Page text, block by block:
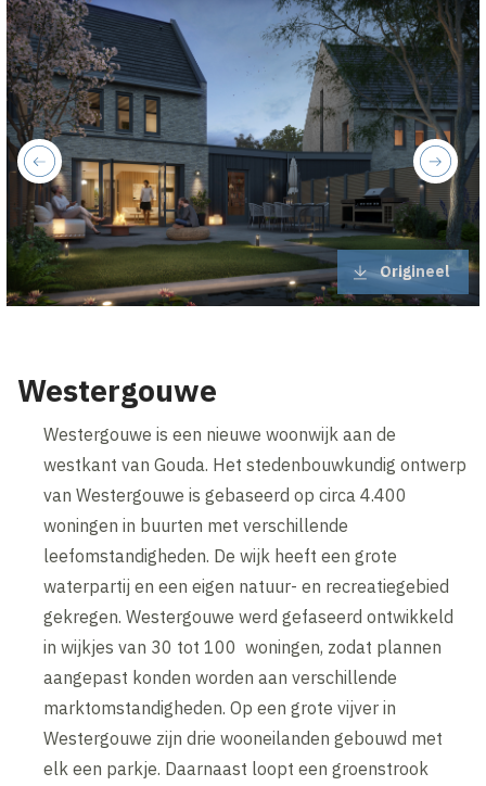
Origineel
next
previous
Westergouwe
Westergouwe is een nieuwe woonwijk aan de
westkant van Gouda. Het stedenbouwkundig ontwerp
van Westergouwe is gebaseerd op circa 4.400
woningen in buurten met verschillende
leefomstandigheden. De wijk heeft een grote
waterpartij en een eigen natuur- en recreatiegebied
gekregen. Westergouwe werd gefaseerd ontwikkeld
in wijkjes van 30 tot 100 woningen, zodat plannen
aangepast konden worden aan verschillende
marktomstandigheden. Op een grote vijver in
Westergouwe zijn drie wooneilanden gebouwd met
elk een parkje. Daarnaast loopt een groenstrook